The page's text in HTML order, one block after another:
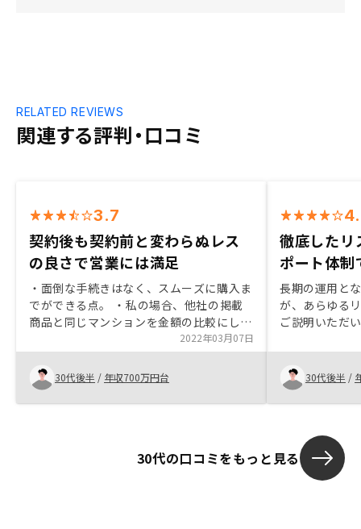
関連する評判・口コミ
RELATED REVIEWS
3.7
契約後も契約前と変わらぬレス
の良さで営業には満足
・面倒な手続きはなく、スムーズに購入ま
でができる点。 ・私の場合、他社の掲載
商品と同じマンションを金額の比較にして
ましたが、こちらが最上階、他社が中層階
なのに100万程度こちらが安かったです。
金額面で大変満足。ワンルーム以外も対応
してほしい。
2022年03月07日
30代後半 / 年収700万円台
徹底したリ
ポート体制
長期の運用と
が、あらゆる
ご説明いただ
と感じました
も相談できる
とに魅力を感
30代後半 /
30代の口コミをもっと見る